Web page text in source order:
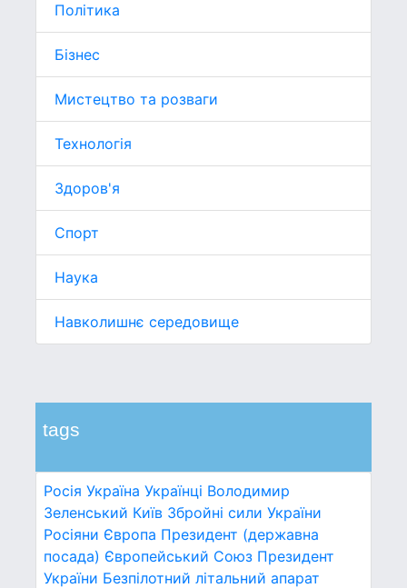
Політика
Бізнес
Мистецтво та розваги
Технологія
Здоров'я
Спорт
Наука
Навколишнє середовище
tags
Росія Україна Українці Володимир
Зеленський Київ Збройні сили України
Росіяни Європа Президент (державна
посада) Європейський Союз Президент
України Безпілотний літальний апарат